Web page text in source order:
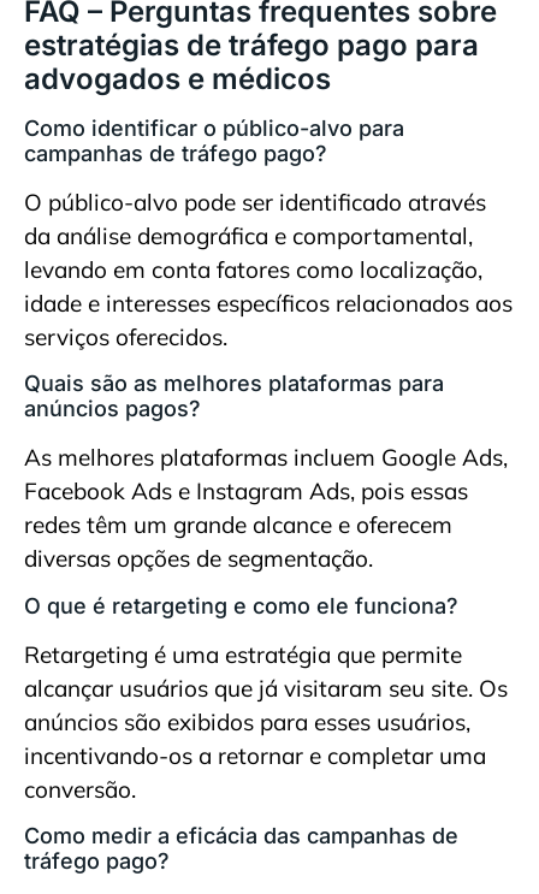
FAQ – Perguntas frequentes sobre
estratégias de tráfego pago para
advogados e médicos
Como identificar o público-alvo para
campanhas de tráfego pago?
O público-alvo pode ser identificado através
da análise demográfica e comportamental,
levando em conta fatores como localização,
idade e interesses específicos relacionados aos
serviços oferecidos.
Quais são as melhores plataformas para
anúncios pagos?
As melhores plataformas incluem Google Ads,
Facebook Ads e Instagram Ads, pois essas
redes têm um grande alcance e oferecem
diversas opções de segmentação.
O que é retargeting e como ele funciona?
Retargeting é uma estratégia que permite
alcançar usuários que já visitaram seu site. Os
anúncios são exibidos para esses usuários,
incentivando-os a retornar e completar uma
conversão.
Como medir a eficácia das campanhas de
tráfego pago?